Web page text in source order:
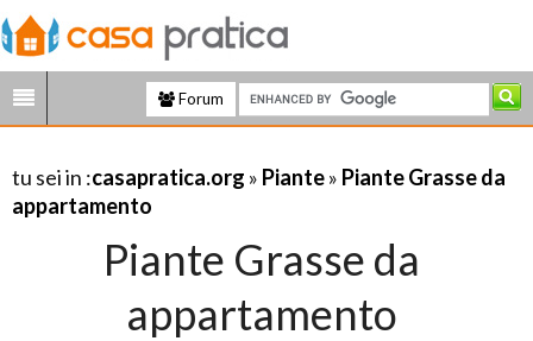
Forum
tu sei in :casapratica.org » Piante» Piante Grasse da
appartamento
Piante Grasse da
appartamento